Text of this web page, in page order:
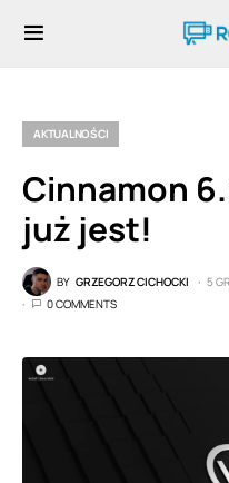
AKTUALNOŚCI
Cinnamon
już jest!
BY GRZEGORZ CICHOCKI 5
0 COMMENTS